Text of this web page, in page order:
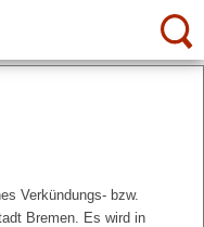
Verkündungs- bzw.
Bremen. Es wird in